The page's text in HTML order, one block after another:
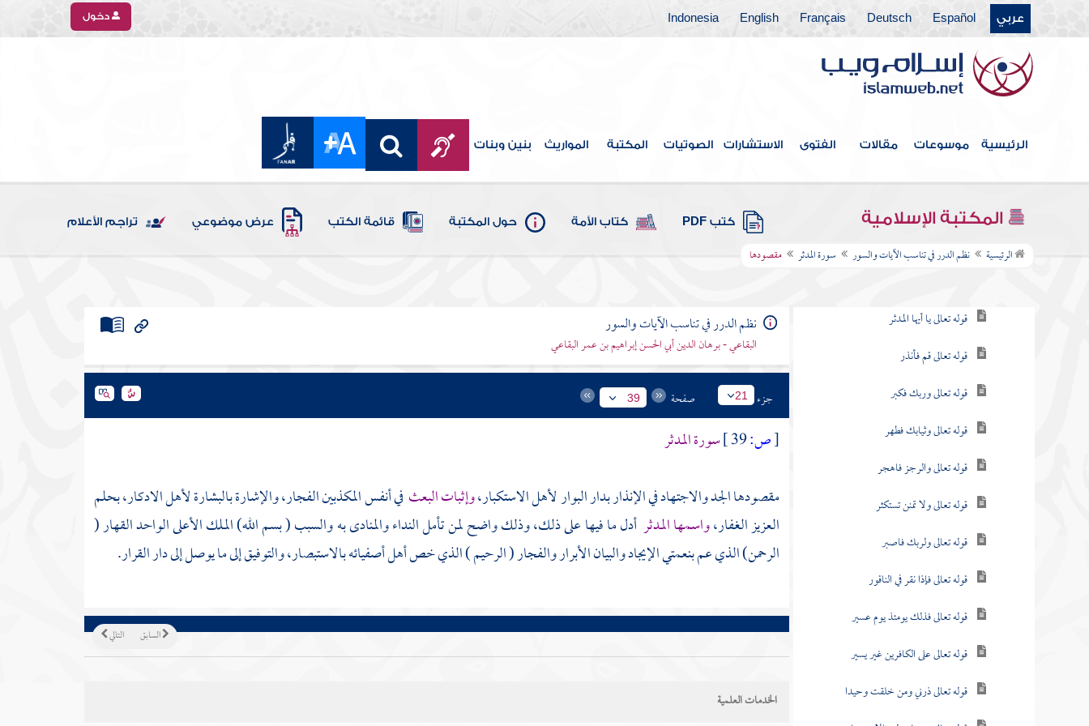
عربي Español
Deutsch
Français
English
Indonesia دخول
الرئيسية موسوعات مقالات الفتوى الاستشارات الصوتيات المكتبة المواريث بنين وبنات
المكتبة الإسلامية كتب PDF كتاب الأمة حول المكتبة قائمة الكتب عرض موضوعي تراجم الأعلام
الرئيسية نظم الدرر في تناسب الآيات والسور سورة المدثر مقصودها
سورة ن
سورة الحاقة
سورة المعارج
سورة نوح
سورة الجن
سورة المزمل
سورة المدثر
قوله تعالى يا أيها المدثر
قوله تعالى قم فأنذر
قوله تعالى وربك فكبر
قوله تعالى وثيابك فطهر
قوله تعالى والرجز فاهجر
قوله تعالى ولا تمنن تستكثر
قوله تعالى ولربك فاصبر
قوله تعالى فإذا نقر في الناقور
قوله تعالى فذلك يومئذ يوم عسير
قوله تعالى على الكافرين غير يسير
قوله تعالى ذرني ومن خلقت وحيدا
نظم الدرر في تناسب الآيات والسور
البقاعي - برهان الدين أبي الحسن إبراهيم بن عمر البقاعي
جزء 21 صفحة 39
[ص:
سورة المدثر
مقصودها الجد والاجتهاد في الإنذار بدار البوار لأهل الاستكبار،وإثبات البعثفي أنفس المكذبين الفجار، والإشارة بالبشارة لأهل الادكار، بحلم
العزيز الغفار،واسمها المدثر أدل ما فيها على ذلك، وذلك واضح لمن تأمل النداء والمنادى به والسبب ( بسم الله) الملك الأعلى الواحد القهار (
الرحمن) الذي عم بنعمتي الإيجاد والبيان الأبرار والفجار ( الرحيم ) الذي خص أهل أصفيائه بالاستبصار، والتوفيق إلى ما يوصل إلى دار القرار.
التالي السابق
الخدمات العلمية